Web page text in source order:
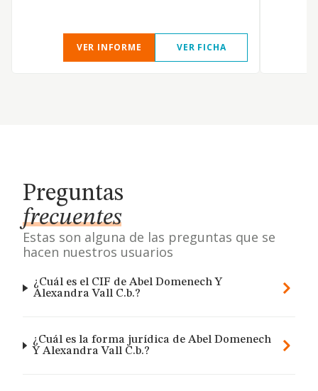
VER INFORME VER FICHA
Preguntas
frecuentes
Estas son alguna de las preguntas que se
hacen nuestros usuarios
¿Cuál es el CIF de Abel Domenech Y
Alexandra Vall C.b.?
¿Cuál es la forma jurídica de Abel Domenech
Y Alexandra Vall C.b.?